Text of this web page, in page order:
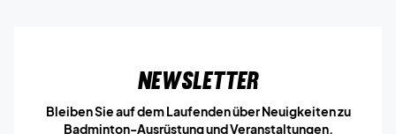
Newsletter
Bleiben Sie auf dem Laufenden über Neuigkeiten zu
Badminton-Ausrüstung und Veranstaltungen.